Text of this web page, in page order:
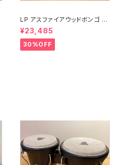
LP アスファイアウッドボンゴ LP
A601-DW (ダークウッド)
¥23,485
30%OFF